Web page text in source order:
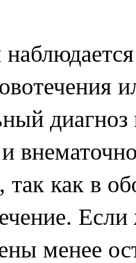
так как в
менее